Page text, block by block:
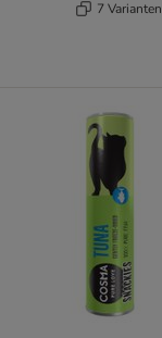
7 Varianten